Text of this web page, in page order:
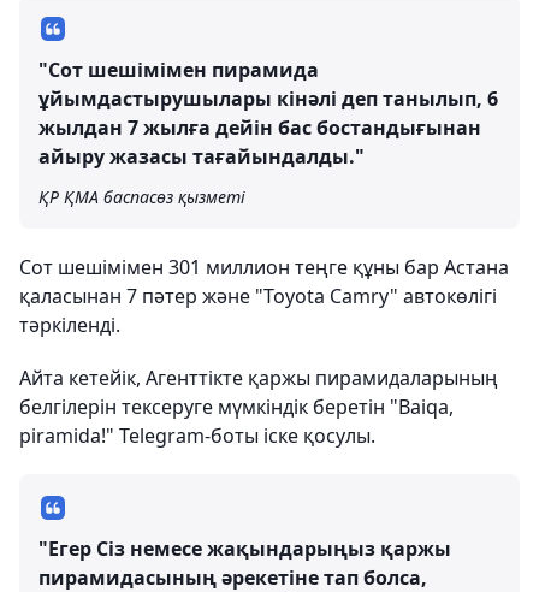
"Сот шешімімен пирамида
ұйымдастырушылары кінәлі деп танылып, 6
жылдан 7 жылға дейін бас бостандығынан
айыру жазасы тағайындалды."
ҚР ҚМА баспасөз қызметі
Сот шешімімен 301 миллион теңге құны бар Астана
қаласынан 7 пәтер және "Toyota Camry" автокөлігі
тәркіленді.
Айта кетейік, Агенттікте қаржы пирамидаларының
белгілерін тексеруге мүмкіндік беретін "Baiqa,
piramida!" Telegram-боты іске қосулы.
"Егер Сіз немесе жақындарыңыз қаржы
пирамидасының әрекетіне тап болса,